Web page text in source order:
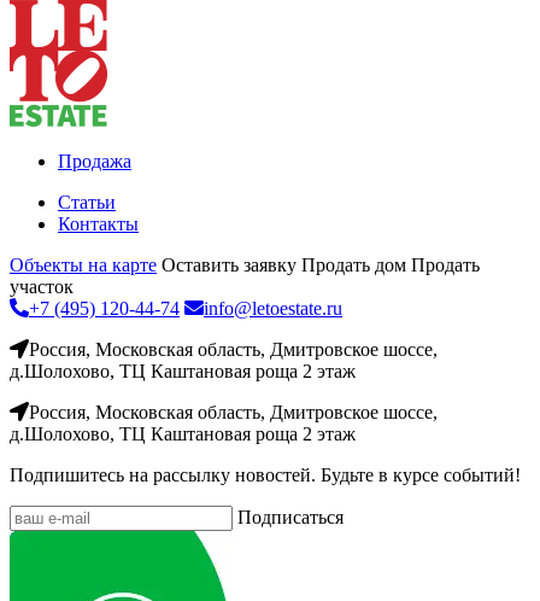
Продажа
Статьи
Контакты
Объекты на карте Оставить заявку Продать дом Продать
участок
+7 (495) 120-44-74
info@letoestate.ru
Россия, Московская область, Дмитровское шоссе,
д.Шолохово, ТЦ Каштановая роща 2 этаж
Россия, Московская область, Дмитровское шоссе,
д.Шолохово, ТЦ Каштановая роща 2 этаж
Подпишитесь на рассылку новостей. Будьте в курсе событий!
Подписаться